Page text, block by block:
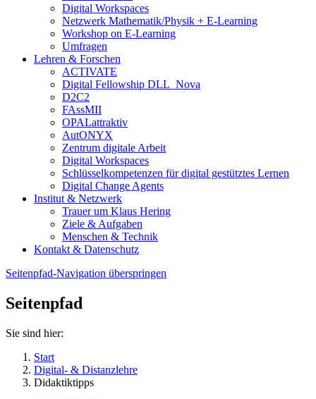
Digital Workspaces
Netzwerk Mathematik/Physik + E-Learning
Workshop on E-Learning
Umfragen
Lehren & Forschen
ACTIVATE
Digital Fellowship DLL_Nova
D2C2
FAssMII
OPALattraktiv
AutONYX
Zentrum digitale Arbeit
Digital Workspaces
Schlüsselkompetenzen für digital gestütztes Lernen
Digital Change Agents
Institut & Netzwerk
Trauer um Klaus Hering
Ziele & Aufgaben
Menschen & Technik
Kontakt & Datenschutz
Seitenpfad-Navigation überspringen
Seitenpfad
Sie sind hier:
Start
Digital- & Distanzlehre
Didaktiktipps